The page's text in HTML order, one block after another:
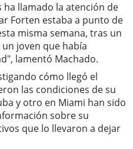
ha llamado la atención de
Forten estaba a punto de
misma semana, tras un
joven que había
lamentó Machado.
cómo llegó el
las condiciones de su
y otro en Miami han sido
sobre su
que lo llevaron a dejar